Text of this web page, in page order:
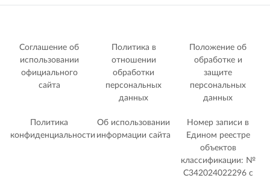
Соглашение об
использовании
официального
сайта
Политика в
отношении
обработки
персональных
данных
Положение об
обработке и
защите
персональных
данных
Политика
конфиденциальности
Об использовании
информации сайта
Номер записи в
Едином реестре
объектов
классификации: №
С342024022296 c